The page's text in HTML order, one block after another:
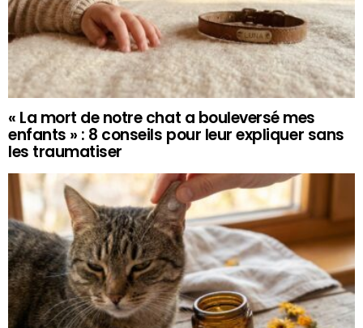
« La mort de notre chat a bouleversé mes
enfants » : 8 conseils pour leur expliquer sans
les traumatiser